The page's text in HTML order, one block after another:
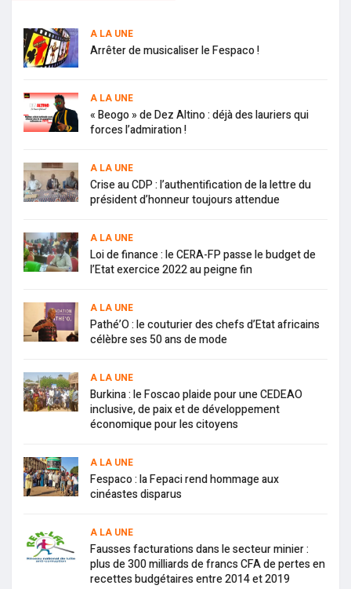
A LA UNE
Arrêter de musicaliser le Fespaco !
A LA UNE
« Beogo » de Dez Altino : déjà des lauriers qui
forces l’admiration !
A LA UNE
Crise au CDP : l’authentification de la lettre du
président d’honneur toujours attendue
A LA UNE
Loi de finance : le CERA-FP passe le budget de
l’Etat exercice 2022 au peigne fin
A LA UNE
Pathé’O : le couturier des chefs d’Etat africains
célèbre ses 50 ans de mode
A LA UNE
Burkina : le Foscao plaide pour une CEDEAO
inclusive, de paix et de développement
économique pour les citoyens
A LA UNE
Fespaco : la Fepaci rend hommage aux
cinéastes disparus
A LA UNE
Fausses facturations dans le secteur minier :
plus de 300 milliards de francs CFA de pertes en
recettes budgétaires entre 2014 et 2019